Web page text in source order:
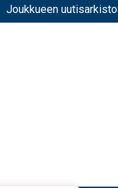
Joukkueen uutisarkisto